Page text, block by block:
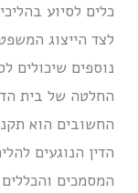
כלים לסיוע
לצד הייצוג
נוספים שיכולים
החלטה של בית
החשובים הוא
הדין הנוגעים
המסמכים והכללים